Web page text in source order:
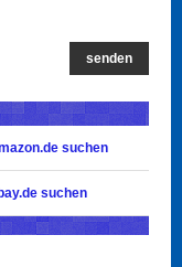
senden
suchen
suchen